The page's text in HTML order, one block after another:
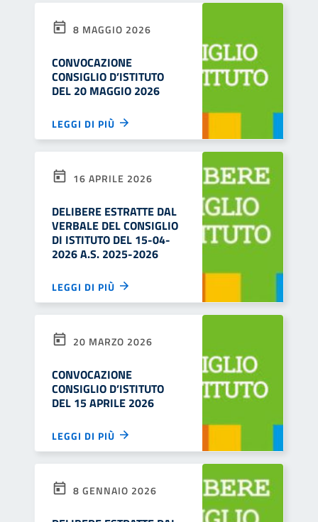
8 MAGGIO 2026
CONVOCAZIONE
CONSIGLIO D’ISTITUTO
DEL 20 MAGGIO 2026
LEGGI DI PIÙ
16 APRILE 2026
DELIBERE ESTRATTE DAL
VERBALE DEL CONSIGLIO
DI ISTITUTO DEL 15-04-
2026 A.S. 2025-2026
LEGGI DI PIÙ
20 MARZO 2026
CONVOCAZIONE
CONSIGLIO D’ISTITUTO
DEL 15 APRILE 2026
LEGGI DI PIÙ
8 GENNAIO 2026